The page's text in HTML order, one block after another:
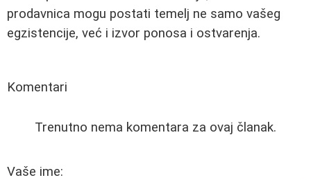
prodavnica mogu postati temelj ne samo vašeg
egzistencije, već i izvor ponosa i ostvarenja.
Komentari
Trenutno nema komentara za ovaj članak.
Vaše ime: